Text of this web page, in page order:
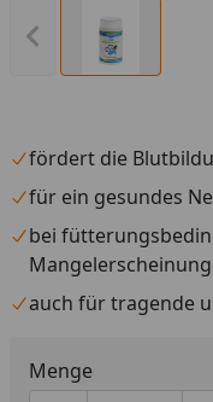
Vorheriges Bild
fördert die
für ein gesundes
bei
auch für tragende
Menge